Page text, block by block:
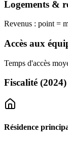
Logements &
Revenus : point =
Accès aux
Temps d'accès
Fiscalité (2024)
Résidence